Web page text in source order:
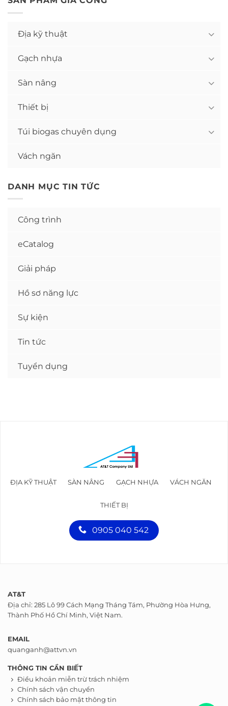
Địa kỹ thuật
Gạch nhựa
Sàn nâng
Thiết bị
Túi biogas chuyên dụng
Vách ngăn
DANH MỤC TIN TỨC
Công trình
eCatalog
Giải pháp
Hồ sơ năng lực
Sự kiện
Tin tức
Tuyển dụng
ĐỊA KỸ THUẬT SÀN NÂNG GẠCH NHỰA VÁCH NGĂN
THIẾT BỊ
0905 040 542
AT&T
Địa chỉ: 285 Lô 99 Cách Mạng Tháng Tám, Phường Hòa Hưng,
Thành Phố Hồ Chí Minh, Việt Nam.
EMAIL
quanganh@attvn.vn
THÔNG TIN CẦN BIẾT
Điều khoản miễn trừ trách nhiệm
Chính sách vận chuyển
Chính sách bảo mật thông tin